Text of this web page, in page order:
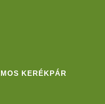
KERÉKPÁR